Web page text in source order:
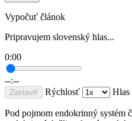
Vypočuť článok
Pripravujem slovenský hlas...
0:00
--:--
Zastaviť Rýchlosť Hlas
Pod pojmom endokrinný systém